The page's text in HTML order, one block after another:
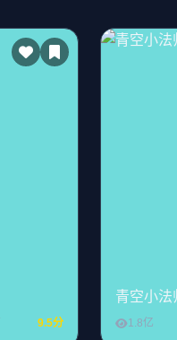
9.5分
青空小法
1.8亿